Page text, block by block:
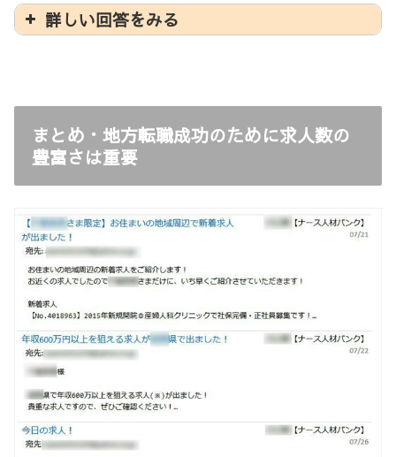
詳しい回答をみる
まとめ・地方転職成功のために求人数の
豊富さは重要